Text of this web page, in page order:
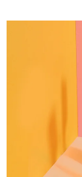
加拿大
塞浦路斯